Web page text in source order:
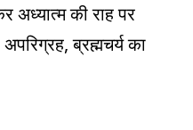
अध्यात्म की राह पर
ब्रह्मचर्य का